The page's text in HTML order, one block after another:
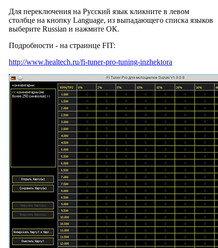
Для переключения на Русский язык кликните в левом
столбце на кнопку Language, из выпадающего списка языков
выберите Russian и нажмите ОК.
Подробности - на страинце FIT:
http://www.healtech.ru/fi-tuner-pro-tuning-inzhektora